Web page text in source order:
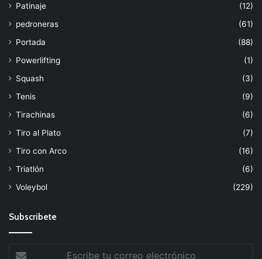
Patinaje
(12)
pedroneras
(61)
Portada
(88)
Powerlifting
(1)
Squash
(3)
Tenis
(9)
Tirachinas
(6)
Tiro al Plato
(7)
Tiro con Arco
(16)
Triatlón
(6)
Voleybol
(229)
Subscribete